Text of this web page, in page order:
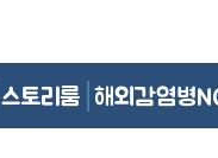
스토리룸 해외감염병